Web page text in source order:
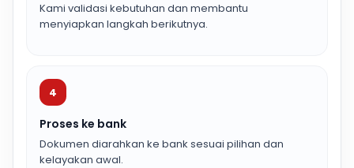
Kami validasi kebutuhan dan membantu
menyiapkan langkah berikutnya.
4
Proses ke bank
Dokumen diarahkan ke bank sesuai pilihan dan
kelayakan awal.